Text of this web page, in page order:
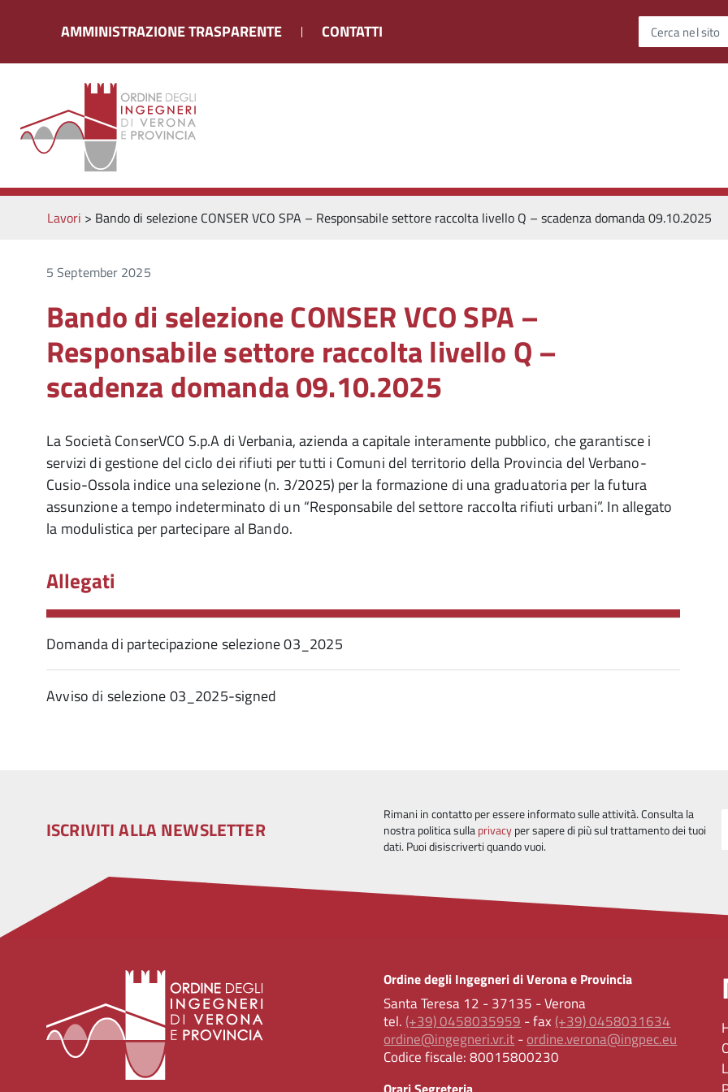
AMMINISTRAZIONE TRASPARENTE CONTATTI Cerca nel sito
Lavori > Bando di selezione CONSER VCO SPA – Responsabile settore raccolta livello Q – scadenza domanda 09.10.2025
5 September 2025
Bando di selezione CONSER VCO SPA –
Responsabile settore raccolta livello Q –
scadenza domanda 09.10.2025
La Società ConserVCO S.p.A di Verbania, azienda a capitale interamente pubblico, che garantisce i
servizi di gestione del ciclo dei rifiuti per tutti i Comuni del territorio della Provincia del Verbano-
Cusio-Ossola indice una selezione (n. 3/2025) per la formazione di una graduatoria per la futura
assunzione a tempo indeterminato di un “Responsabile del settore raccolta rifiuti urbani”. In allegato
la modulistica per partecipare al Bando.
Allegati
Domanda di partecipazione selezione 03_2025
Avviso di selezione 03_2025-signed
ISCRIVITI ALLA NEWSLETTER
Rimani in contatto per essere informato sulle attività. Consulta la
nostra politica sullaprivacyper sapere di più sul trattamento dei tuoi
dati. Puoi disiscriverti quando vuoi.
Ordine degli Ingegneri di Verona e Provincia
Santa Teresa 12 - 37135 - Verona
tel. (+39) 0458035959 - fax (+39) 0458031634
ordine@ingegneri.vr.it-ordine.verona@ingpec.eu
Codice fiscale:80015800230